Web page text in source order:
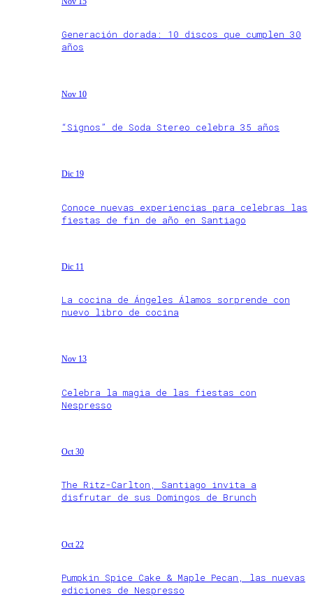
Generación dorada: 10 discos que cumplen 30
años
Nov 10
“Signos” de Soda Stereo celebra 35 años
Dic 19
Conoce nuevas experiencias para celebras las
fiestas de fin de año en Santiago
Dic 11
La cocina de Ángeles Álamos sorprende con
nuevo libro de cocina
Nov 13
Celebra la magia de las fiestas con
Nespresso
Oct 30
The Ritz-Carlton, Santiago invita a
disfrutar de sus Domingos de Brunch
Oct 22
Pumpkin Spice Cake & Maple Pecan, las nuevas
ediciones de Nespresso